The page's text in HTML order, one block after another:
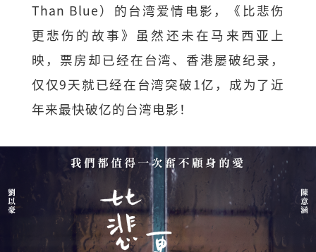
Than Blue）的台湾爱情电影，《比悲伤
更悲伤的故事》虽然还未在马来西亚上
映，票房却已经在台湾、香港屡破纪录，
仅仅9天就已经在台湾突破1亿，成为了近
年来最快破亿的台湾电影！